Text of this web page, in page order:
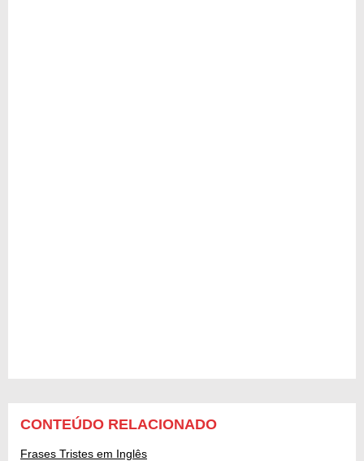
CONTEÚDO RELACIONADO
Frases Tristes em Inglês